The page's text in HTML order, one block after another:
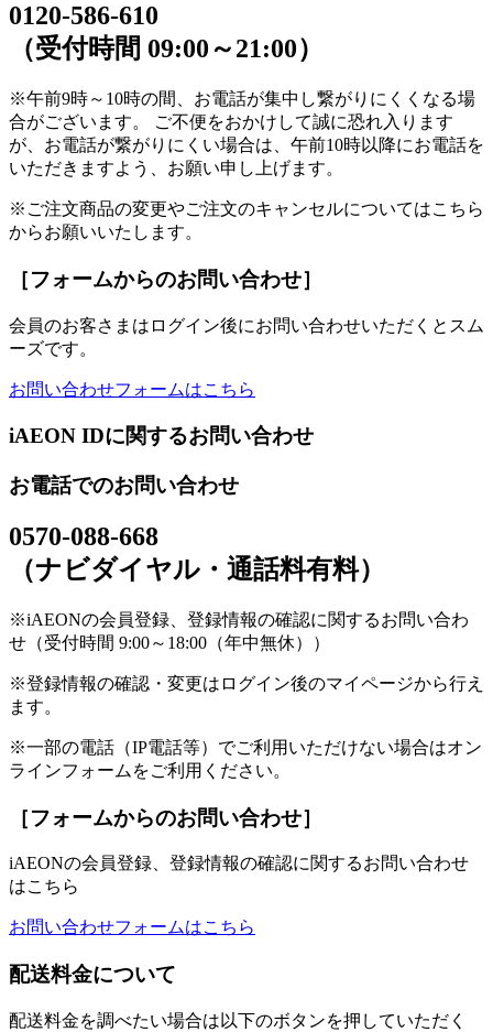
0120-586-610
（受付時間 09:00～21:00）
※午前9時～10時の間、お電話が集中し繋がりにくくなる場
合がございます。 ご不便をおかけして誠に恐れ入ります
が、お電話が繋がりにくい場合は、午前10時以降にお電話を
いただきますよう、お願い申し上げます。
※ご注文商品の変更やご注文のキャンセルについてはこちら
からお願いいたします。
［フォームからのお問い合わせ］
会員のお客さまはログイン後にお問い合わせいただくとスム
ーズです。
お問い合わせフォームはこちら
iAEON IDに関するお問い合わせ
お電話でのお問い合わせ
0570-088-668
（ナビダイヤル・通話料有料）
※iAEONの会員登録、登録情報の確認に関するお問い合わ
せ（受付時間 9:00～18:00（年中無休））
※登録情報の確認・変更はログイン後のマイページから行え
ます。
※一部の電話（IP電話等）でご利用いただけない場合はオン
ラインフォームをご利用ください。
［フォームからのお問い合わせ］
iAEONの会員登録、登録情報の確認に関するお問い合わせ
はこちら
お問い合わせフォームはこちら
配送料金について
配送料金を調べたい場合は以下のボタンを押していただく